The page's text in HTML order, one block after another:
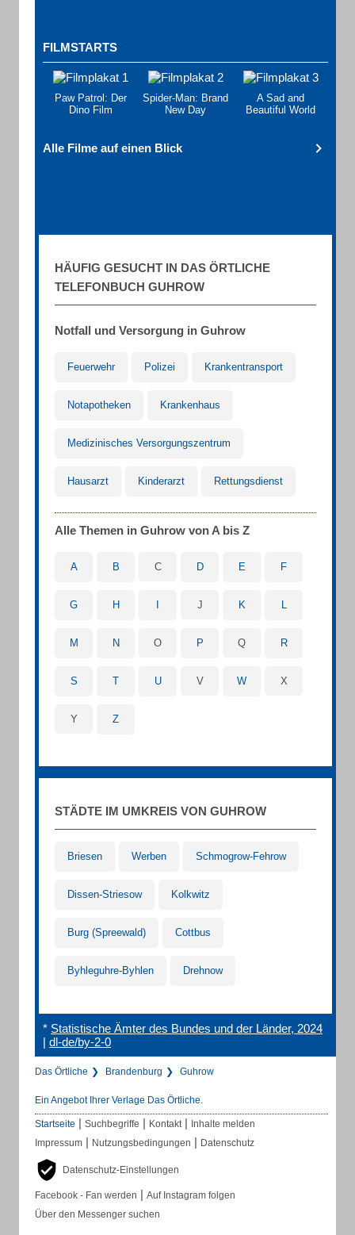
FILMSTARTS
Paw Patrol: Der
Dino Film
Spider-Man: Brand
New Day
A Sad and
Beautiful World
Alle Filme auf einen Blick
HÄUFIG GESUCHT IN DAS ÖRTLICHE
TELEFONBUCH GUHROW
Notfall und Versorgung in Guhrow
Feuerwehr Polizei Krankentransport
Notapotheken Krankenhaus
Medizinisches Versorgungszentrum
Hausarzt Kinderarzt Rettungsdienst
Alle Themen in Guhrow von A bis Z
A B C D E F
G H J K L
M N O P Q R
S T U V W X
Y Z
STÄDTE IM UMKREIS VON GUHROW
Briesen Werben Schmogrow-Fehrow
Dissen-Striesow Kolkwitz
Burg (Spreewald) Cottbus
Byhleguhre-Byhlen Drehnow
* Statistische Ämter des Bundes und der Länder, 2024
| dl-de/by-2-0
Das Örtliche Brandenburg Guhrow
Ein Angebot Ihrer Verlage Das Örtliche.
Startseite | Suchbegriffe | Kontakt | Inhalte melden
Impressum | Nutzungsbedingungen | Datenschutz
Datenschutz-Einstellungen
Facebook - Fan werden | Auf Instagram folgen
Über den Messenger suchen